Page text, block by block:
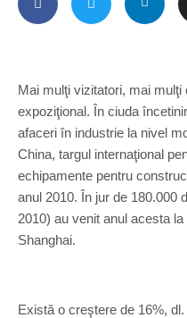
Mai mulţi vizitatori, mai
expoziţional. În ciuda
afaceri în industrie la nivel
China, targul internaţional
echipamente pentru
anul 2010. În jur de 180.000
2010) au venit anul acesta
Shanghai.
Există o creştere de 16%,